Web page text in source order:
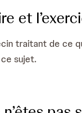
et
traitant de ce
sujet.